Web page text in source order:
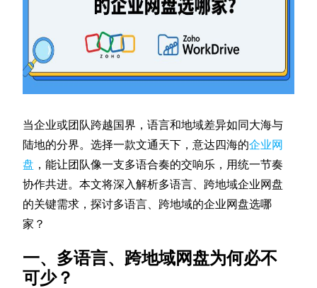
当企业或团队跨越国界，语言和地域差异如同大海与
陆地的分界。选择一款文通天下，意达四海的企业网
盘 ，能让团队像一支多语合奏的交响乐，用统一节奏
协作共进。本文将深入解析多语言、跨地域企业网盘
的关键需求，探讨多语言、跨地域的企业网盘选哪
家？
一、多语言、跨地域网盘为何必不
可少？